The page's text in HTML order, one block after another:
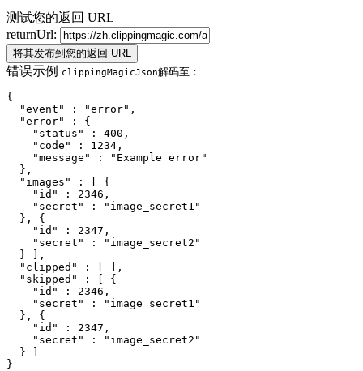
测试您的返回 URL
returnUrl:
将其发布到您的返回 URL
错误示例 clippingMagicJson解码至：
{
  "event" : "error",
  "error" : {
    "status" : 400,
    "code" : 1234,
    "message" : "Example error"
  },
  "images" : [ {
    "id" : 2346,
    "secret" : "image_secret1"
  }, {
    "id" : 2347,
    "secret" : "image_secret2"
  } ],
  "clipped" : [ ],
  "skipped" : [ {
    "id" : 2346,
    "secret" : "image_secret1"
  }, {
    "id" : 2347,
    "secret" : "image_secret2"
  } ]
}